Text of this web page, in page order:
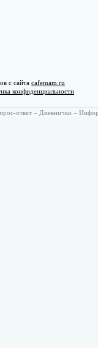
с сайта cafemam.ru
конфиденциальности
ответ – Дневнички –